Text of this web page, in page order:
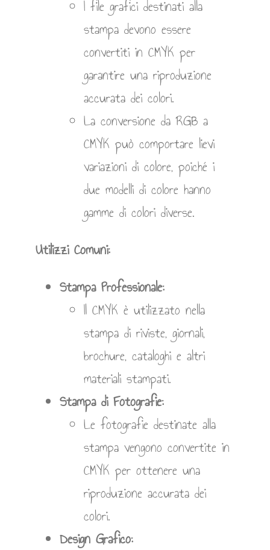
I file grafici destinati alla
stampa devono essere
convertiti in CMYK per
garantire una riproduzione
accurata dei colori.
La conversione da RGB a
CMYK può comportare lievi
variazioni di colore, poiché i
due modelli di colore hanno
gamme di colori diverse.
Utilizzi Comuni:
Stampa Professionale:
Il CMYK è utilizzato nella
stampa di riviste, giornali,
brochure, cataloghi e altri
materiali stampati.
Stampa di Fotografie:
Le fotografie destinate alla
stampa vengono convertite in
CMYK per ottenere una
riproduzione accurata dei
colori.
Design Grafico: